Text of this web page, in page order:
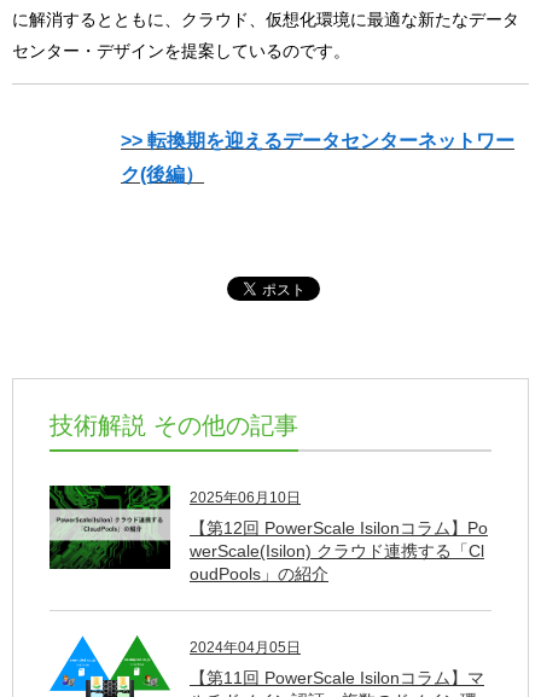
に解消するとともに、クラウド、仮想化環境に最適な新たなデータ
センター・デザインを提案しているのです。
>> 転換期を迎えるデータセンターネットワー
ク(後編）
技術解説 その他の記事
2025年06月10日
【第12回 PowerScale Isilonコラム】Po
werScale(Isilon) クラウド連携する「Cl
oudPools」の紹介
2024年04月05日
【第11回 PowerScale Isilonコラム】マ